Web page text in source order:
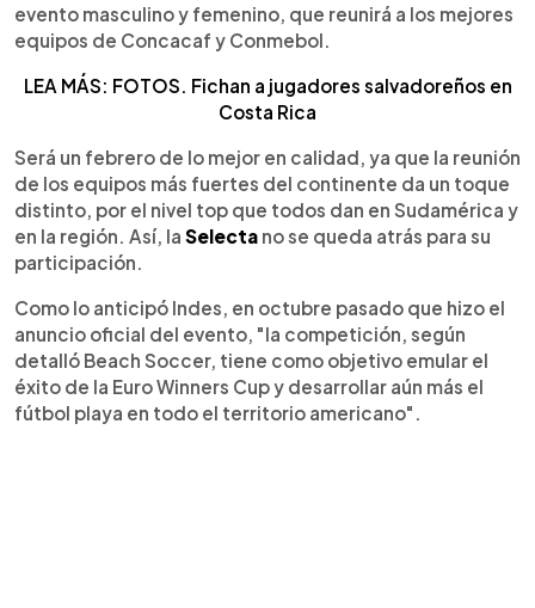
evento masculino y femenino, que reunirá a los mejores
equipos de Concacaf y Conmebol.
LEA MÁS: FOTOS. Fichan a jugadores salvadoreños en
Costa Rica
Será un febrero de lo mejor en calidad, ya que la reunión
de los equipos más fuertes del continente da un toque
distinto, por el nivel top que todos dan en Sudamérica y
en la región. Así, la Selecta no se queda atrás para su
participación.
Como lo anticipó Indes, en octubre pasado que hizo el
anuncio oficial del evento, "la competición, según
detalló Beach Soccer, tiene como objetivo emular el
éxito de la Euro Winners Cup y desarrollar aún más el
fútbol playa en todo el territorio americano".